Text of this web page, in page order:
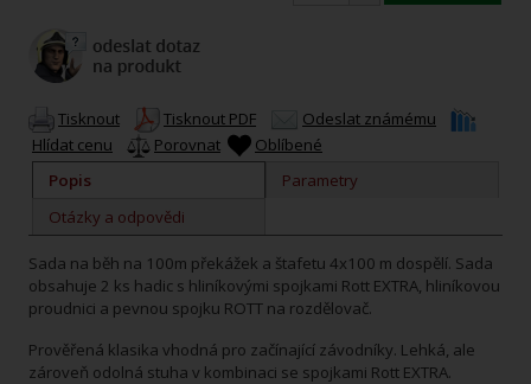
Tisknout Tisknout PDF
Odeslat známému
Hlídat cenu
Porovnat
Oblíbené
Popis
Parametry
Otázky a odpovědi
Sada na běh na 100m překážek a štafetu 4x100 m dospělí. Sada
obsahuje 2 ks hadic s hliníkovými spojkami Rott EXTRA, hliníkovou
proudnici a pevnou spojku ROTT na rozdělovač.
Prověřená klasika vhodná pro začínající závodníky. Lehká, ale
zároveň odolná stuha v kombinaci se spojkami Rott EXTRA.